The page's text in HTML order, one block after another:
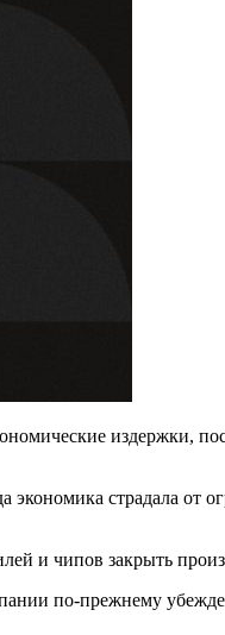
издержки,
экономика страдала от
и чипов закрыть
по-прежнему